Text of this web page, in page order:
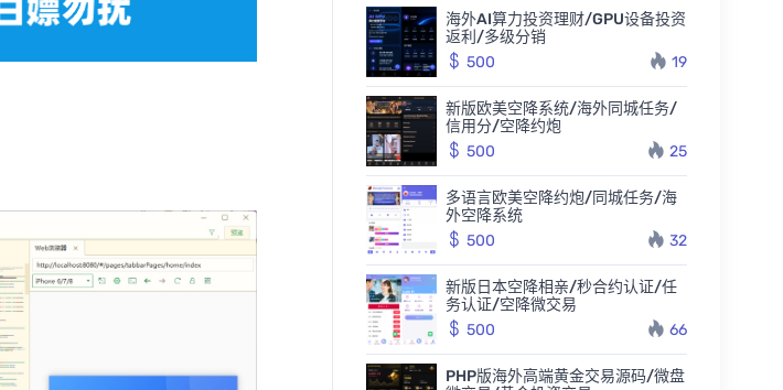
海外AI算力投资理财/GPU设备投资
返利/多级分销
500
19
新版欧美空降系统/海外同城任务/
信用分/空降约炮
500
25
多语言欧美空降约炮/同城任务/海
外空降系统
500
32
新版日本空降相亲/秒合约认证/任
务认证/空降微交易
500
66
PHP版海外高端黄金交易源码/微盘